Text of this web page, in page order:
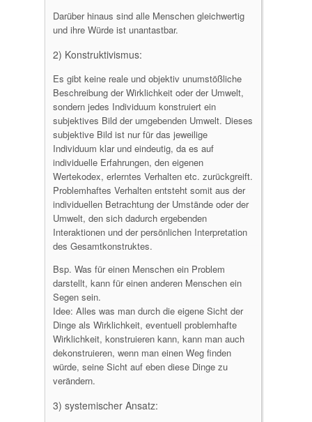
Darüber hinaus sind alle Menschen gleichwertig
und ihre Würde ist unantastbar.
2) Konstruktivismus:
Es gibt keine reale und objektiv unumstößliche
Beschreibung der Wirklichkeit oder der Umwelt,
sondern jedes Individuum konstruiert ein
subjektives Bild der umgebenden Umwelt. Dieses
subjektive Bild ist nur für das jeweilige
Individuum klar und eindeutig, da es auf
individuelle Erfahrungen, den eigenen
Wertekodex, erlerntes Verhalten etc. zurückgreift.
Problemhaftes Verhalten entsteht somit aus der
individuellen Betrachtung der Umstände oder der
Umwelt, den sich dadurch ergebenden
Interaktionen und der persönlichen Interpretation
des Gesamtkonstruktes.
Bsp. Was für einen Menschen ein Problem
darstellt, kann für einen anderen Menschen ein
Segen sein.
Idee: Alles was man durch die eigene Sicht der
Dinge als Wirklichkeit, eventuell problemhafte
Wirklichkeit, konstruieren kann, kann man auch
dekonstruieren, wenn man einen Weg finden
würde, seine Sicht auf eben diese Dinge zu
verändern.
3) systemischer Ansatz: